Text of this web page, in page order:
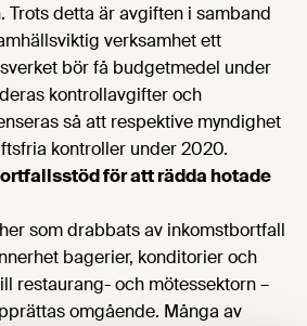
Trots detta är avgiften i samband
verksamhet ett
bör få budgetmedel under
kontrollavgifter och
så att respektive myndighet
kontroller under 2020.
för att rädda hotade
som drabbats av inkomstbortfall
bagerier, konditorier och
restaurang- och mötessektorn –
omgående. Många av